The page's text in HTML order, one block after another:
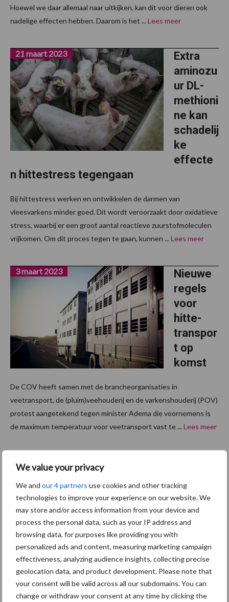
We value your privacy
We and our 4 partners use cookies and other tracking
technologies to improve your experience on our website. We
may store and/or access information from your device and
process the personal data, such as your IP address and
browsing data, for purposes like providing you with
personalized ads and content, measuring marketing campaign
effectiveness, analyzing audience insights, collecting precise
geolocation data, and product development. Please note that
your consent will be valid across all our subdomains. You can
change or withdraw your consent at any time by clicking the
Hoewel we daar allemaal naar uitkijken, kan dit voor dieren ook
nadelige effecten hebben. Daarom is het ... Lees meer
Extra
aminozu
ur DL-
methioni
ne kan
schadelij
ke
effecte
n hittestress tegengaan
21 maart 2023
Bij hittestress werken en ontwikkelen de darmen van
vleesvarkens minder goed. Dit wordt veroorzaakt door oxidatieve
stress, waarbij er een groot aantal reactieve zuurstofmoleculen
vrijkomen. Om dit proces tegen te gaan, kunnen ... Lees meer
Nieuwe
regels
voor
hitte-
transpor
t op
komst
3 maart 2023
De COV heeft samen met de brancheorganisaties in
veetransport, de (pluim)veehouderij en de varkenshouderij (POV)
protest aangetekend tegen minister Adema die voornemens is
de maximum temperatuur voor veetransport vast te ... Lees meer
geen
melding
en van
hittestre
ss
In het najaar als iedereen alweer warm ingepakt naar de winter
uitkijkt evalueert de Commissie Gezonde dieren de hitteperiodes